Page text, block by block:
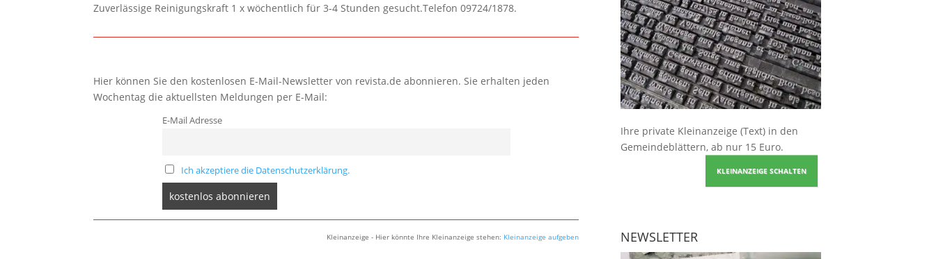
Zuverlässige Reinigungskraft 1 x wöchentlich für 3-4 Stunden gesucht.Telefon 09724/1878.
Hier können Sie den kostenlosen E-Mail-Newsletter von revista.de abonnieren. Sie erhalten jeden
Wochentag die aktuellsten Meldungen per E-Mail:
E-Mail Adresse
Ich akzeptiere die Datenschutzerklärung.
Kleinanzeige - Hier könnte Ihre Kleinanzeige stehen: Kleinanzeige aufgeben
Ihre private Kleinanzeige (Text) in den
Gemeindeblättern, ab nur 15 Euro.
KLEINANZEIGE SCHALTEN
NEWSLETTER